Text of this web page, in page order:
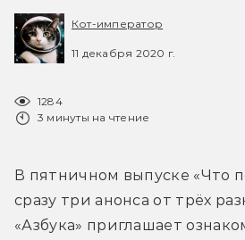
Кот-император
11 декабря 2020 г.
1284
3 минуты на чтение
В пятничном выпуске «Что
сразу три анонса от трёх
«Азбука» приглашает